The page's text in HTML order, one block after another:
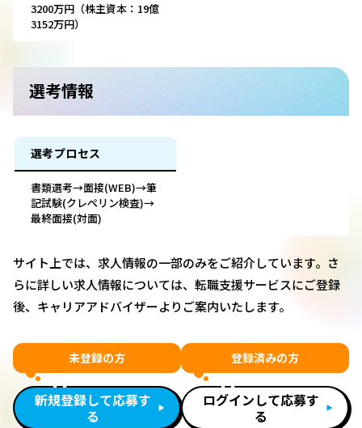
3200万円（株主資本：19億
3152万円）
選考情報
選考プロセス
書類選考→面接(WEB)→筆
記試験(クレペリン検査)→
最終面接(対面)
サイト上では、求人情報の一部のみをご紹介しています。さ
らに詳しい求人情報については、転職支援サービスにご登録
後、キャリアアドバイザーよりご案内いたします。
未登録の方
新規登録して応募す
る
登録済みの方
ログインして応募す
る